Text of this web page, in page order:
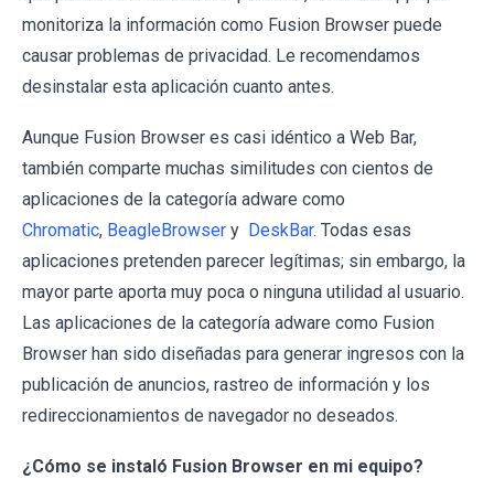
monitoriza la información como Fusion Browser puede
causar problemas de privacidad. Le recomendamos
desinstalar esta aplicación cuanto antes.
Aunque Fusion Browser es casi idéntico a Web Bar,
también comparte muchas similitudes con cientos de
aplicaciones de la categoría adware como
Chromatic, BeagleBrowser y DeskBar. Todas esas
aplicaciones pretenden parecer legítimas; sin embargo, la
mayor parte aporta muy poca o ninguna utilidad al usuario.
Las aplicaciones de la categoría adware como Fusion
Browser han sido diseñadas para generar ingresos con la
publicación de anuncios, rastreo de información y los
redireccionamientos de navegador no deseados.
¿Cómo se instaló Fusion Browser en mi equipo?